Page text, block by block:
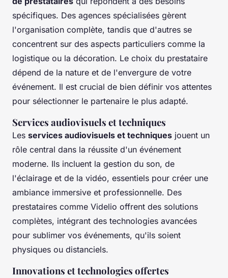
spécifiques. Des agences spécialisées gèrent
l'organisation complète, tandis que d'autres se
concentrent sur des aspects particuliers comme la
logistique ou la décoration. Le choix du prestataire
dépend de la nature et de l'envergure de votre
événement. Il est crucial de bien définir vos attentes
pour sélectionner le partenaire le plus adapté.
Services audiovisuels et techniques
Les services audiovisuels et techniques jouent un
rôle central dans la réussite d'un événement
moderne. Ils incluent la gestion du son, de
l'éclairage et de la vidéo, essentiels pour créer une
ambiance immersive et professionnelle. Des
prestataires comme Videlio offrent des solutions
complètes, intégrant des technologies avancées
pour sublimer vos événements, qu'ils soient
physiques ou distanciels.
Innovations et technologies offertes